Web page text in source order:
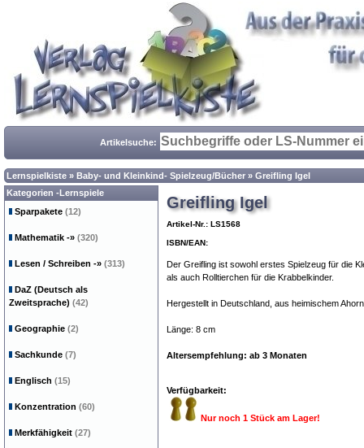
Artikelsuche:
Lernspielkiste » Baby- und Kleinkind- Spielzeug/Bücher » Greifling Igel
Greifling Igel
Artikel-Nr.: LS1568
ISBN/EAN:
Der Greifling ist sowohl erstes Spielzeug für die
als auch Rolltierchen für die Krabbelkinder.
Hergestellt in Deutschland, aus heimischem
Länge: 8 cm
Altersempfehlung: ab 3 Monaten
Verfügbarkeit:
Nur noch 1 Stück am Lager!
Kategorien -Lernspiele
Sparpakete (12)
Mathematik -» (320)
Lesen / Schreiben -» (313)
DaZ (Deutsch als
Zweitsprache) (42)
Geographie (2)
Sachkunde (7)
Englisch (15)
Konzentration (60)
Merkfähigkeit (27)